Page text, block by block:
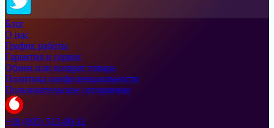
Блог
О нас
График работы
Гарантия и сервис
Обмен или возврат товара
Политика конфиденциальности
Пользовательское соглашение
+38 (095) 513-00-11